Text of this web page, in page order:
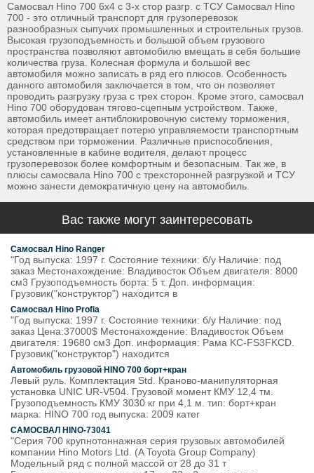
Самосвал Hino 700 6х4 c 3-х стор разгр. с ТСУ Самосвал Hino
700 - это отличный транспорт для грузоперевозок
разнообразных сыпучих промышленных и строительных грузов.
Высокая грузоподъемность и большой объем грузового
пространства позволяют автомобилю вмещать в себя большие
количества груза. Колесная формула и большой вес
автомобиля можно записать в ряд его плюсов. Особенность
данного автомобиля заключается в том, что он позволяет
проводить разгрузку груза с трех сторон. Кроме этого, самосвал
Hino 700 оборудован тягово-сцепным устройством. Также,
автомобиль имеет антиблокировочную систему торможения,
которая предотвращает потерю управляемости транспортным
средством при торможении. Различные приспособления,
установленные в кабине водителя, делают процесс
грузоперевозок более комфортным и безопасным. Так же, в
плюсы самосвала Hino 700 с трехсторонней разгрузкой и ТСУ
можно занести демократичную цену на автомобиль.
Вас также могут заинтересовать
Самосвал Hino Ranger
"Год выпуска: 1997 г. Состояние техники: б/у Наличие: под
заказ Местонахождение: Владивосток Объем двигателя: 8000
см3 Грузоподъемность борта: 5 т. Доп. информация:
Грузовик("конструктор") находится в
Самосвал Hino Profia
"Год выпуска: 1997 г. Состояние техники: б/у Наличие: под
заказ Цена:37000$ Местонахождение: Владивосток Объем
двигателя: 19680 см3 Доп. информация: Рама KC-FS3FKCD.
Грузовик("конструктор") находится
Автомобиль грузовой HINO 700 борт+кран
Левый руль. Комплектация Std. Краново-манипуляторная
установка UNIC UR-V504. Грузовой момент КМУ 12,4 тм.
Грузоподъемность КМУ 3030 кг при 4,1 м. тип: борт+кран
марка: HINO 700 год выпуска: 2009 катег
САМОСВАЛ HINO-73041
"Серия 700 крупнотоннажная серия грузовых автомобилей
компании Hino Motors Ltd. (A Toyota Group Company)
Модельный ряд с полной массой от 28 до 31 т